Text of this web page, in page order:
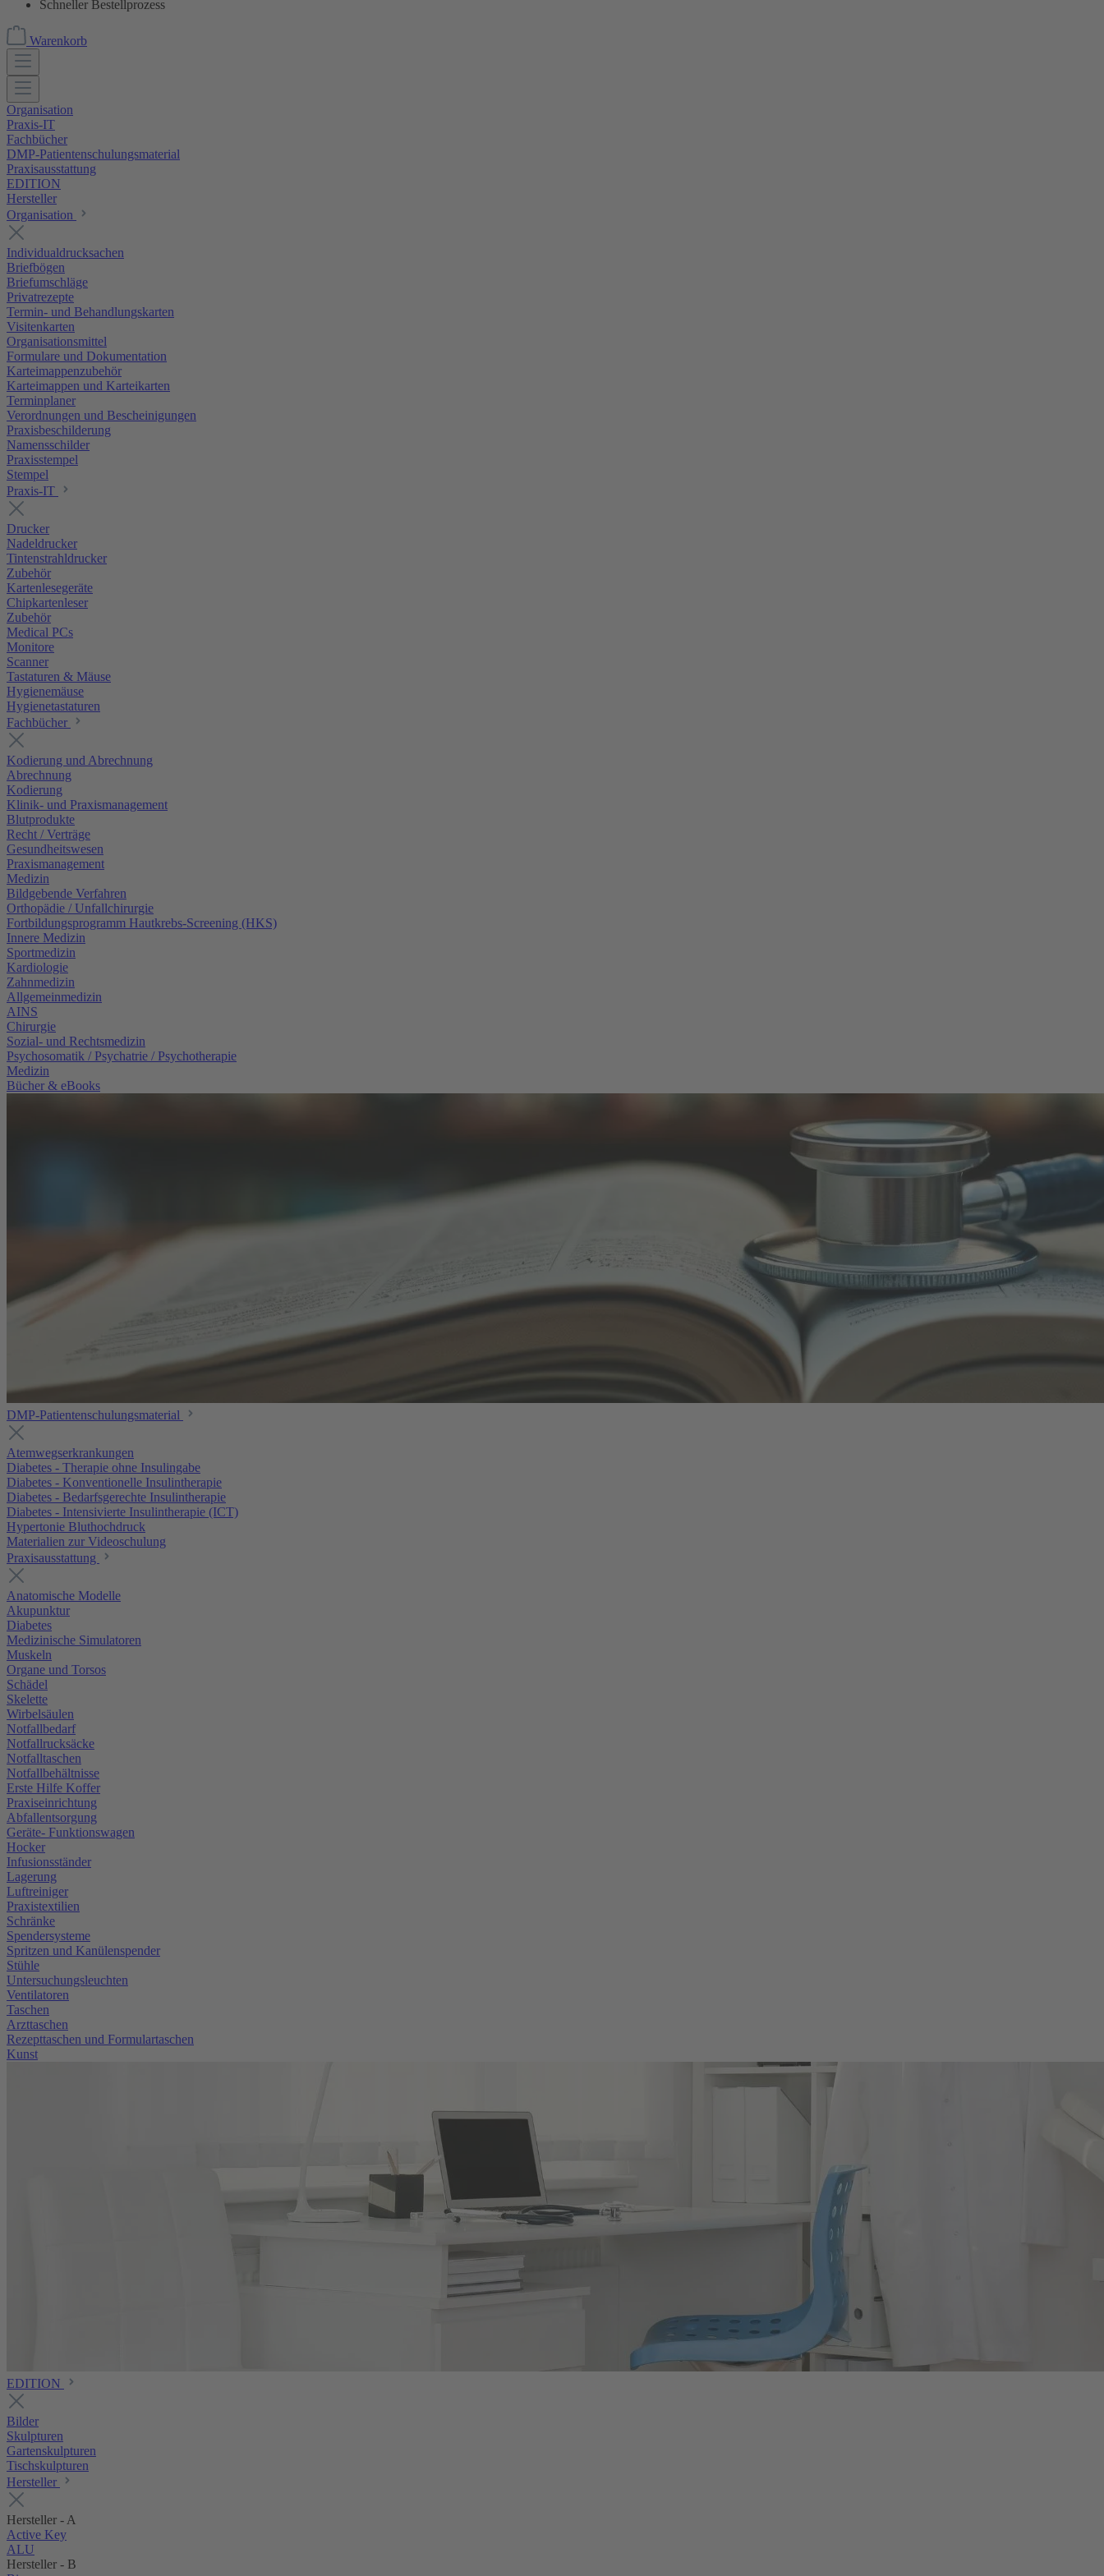
Schneller Bestellprozess
Warenkorb
Organisation
Praxis-IT
Fachbücher
DMP-Patientenschulungsmaterial
Praxisausstattung
EDITION
Hersteller
Organisation
Individualdrucksachen
Briefbögen
Briefumschläge
Privatrezepte
Termin- und Behandlungskarten
Visitenkarten
Organisationsmittel
Formulare und Dokumentation
Karteimappenzubehör
Karteimappen und Karteikarten
Terminplaner
Verordnungen und Bescheinigungen
Praxisbeschilderung
Namensschilder
Praxisstempel
Stempel
Praxis-IT
Drucker
Nadeldrucker
Tintenstrahldrucker
Zubehör
Kartenlesegeräte
Chipkartenleser
Zubehör
Medical PCs
Monitore
Scanner
Tastaturen & Mäuse
Hygienemäuse
Hygienetastaturen
Fachbücher
Kodierung und Abrechnung
Abrechnung
Kodierung
Klinik- und Praxismanagement
Blutprodukte
Recht / Verträge
Gesundheitswesen
Praxismanagement
Medizin
Bildgebende Verfahren
Orthopädie / Unfallchirurgie
Fortbildungsprogramm Hautkrebs-Screening (HKS)
Innere Medizin
Sportmedizin
Kardiologie
Zahnmedizin
Allgemeinmedizin
AINS
Chirurgie
Sozial- und Rechtsmedizin
Psychosomatik / Psychatrie / Psychotherapie
Medizin
Bücher & eBooks
DMP-Patientenschulungsmaterial
Atemwegserkrankungen
Diabetes - Therapie ohne Insulingabe
Diabetes - Konventionelle Insulintherapie
Diabetes - Bedarfsgerechte Insulintherapie
Diabetes - Intensivierte Insulintherapie (ICT)
Hypertonie Bluthochdruck
Materialien zur Videoschulung
Praxisausstattung
Anatomische Modelle
Akupunktur
Diabetes
Medizinische Simulatoren
Muskeln
Organe und Torsos
Schädel
Skelette
Wirbelsäulen
Notfallbedarf
Notfallrucksäcke
Notfalltaschen
Notfallbehältnisse
Erste Hilfe Koffer
Praxiseinrichtung
Abfallentsorgung
Geräte- Funktionswagen
Hocker
Infusionsständer
Lagerung
Luftreiniger
Praxistextilien
Schränke
Spendersysteme
Spritzen und Kanülenspender
Stühle
Untersuchungsleuchten
Ventilatoren
Taschen
Arzttaschen
Rezepttaschen und Formulartaschen
Kunst
EDITION
Bilder
Skulpturen
Gartenskulpturen
Tischskulpturen
Hersteller
Hersteller - A
Active Key
ALU
Hersteller - B